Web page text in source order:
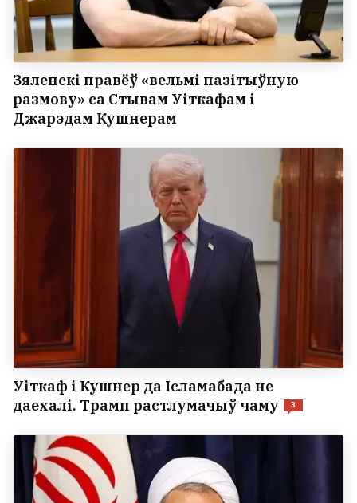
Зяленскі правёў «вельмі пазітыўную
размову» са Стывам Уіткафам і
Джарэдам Кушнерам
Уіткаф і Кушнер да Ісламабада не
даехалі. Трамп растлумачыў чаму
3